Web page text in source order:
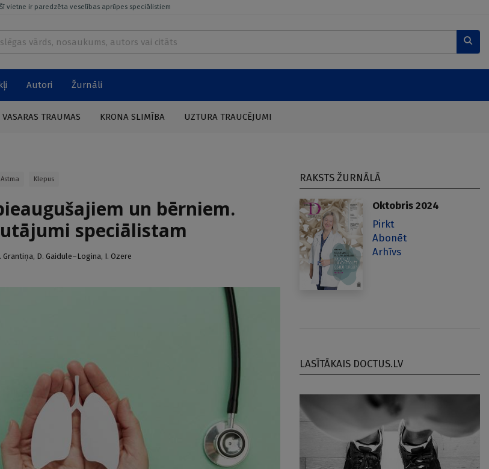
Šī vietne ir paredzēta veselības aprūpes speciālistiem
Autori Žurnāli
VASARAS TRAUMAS KRONA SLIMĪBA UZTURA TRAUCĒJUMI
Astma Klepus
un bērniem.
speciālistam
Grantiņa, D. Gaidule–Logina, I. Ozere
RAKSTS ŽURNĀLĀ
Oktobris 2024
Pirkt
Abonēt
Arhīvs
LASĪTĀKAIS DOCTUS.LV